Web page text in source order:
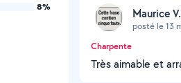
8% Maurice V.
posté le 13
Charpente
Très aimable et